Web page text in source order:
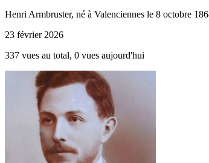
Henri Armbruster, né à Valenciennes le 8 octobre
23 février 2026
337 vues au total, 0 vues aujourd'hui